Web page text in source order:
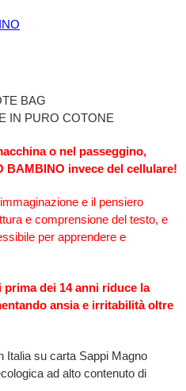
BAG
IN PURO COTONE
o nel passeggino,
BAMBINO invece del cellulare!
e il pensiero
e comprensione del testo, e
per apprendere e
dei 14 anni riduce la
ansia e irritabilità oltre
Italia su carta Sappi Magno
ad alto contenuto di